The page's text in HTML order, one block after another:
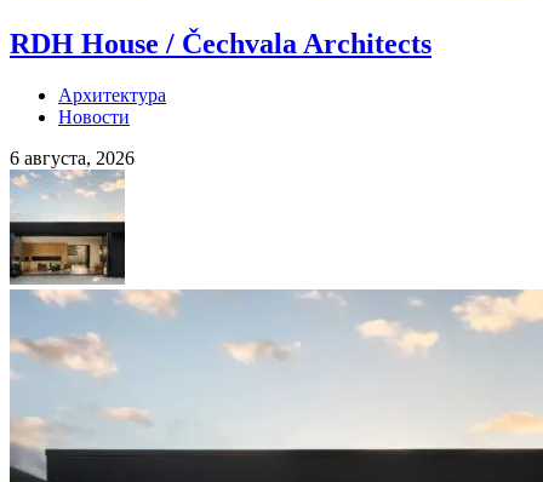
RDH House / Čechvala Architects
Архитектура
Новости
6 августа, 2026